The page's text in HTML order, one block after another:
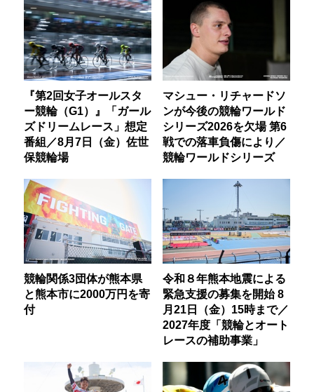
『第2回女子オールスタ
ー競輪（G1）』「ガール
ズドリームレース」想定
番組／8月7日（金）佐世
保競輪場
マシュー・リチャードソ
ンが今後の競輪ワールド
シリーズ2026を欠場 第6
戦での落車負傷により／
競輪ワールドシリーズ
競輪関係3団体が熊本県
と熊本市に2000万円を寄
付
令和８年熊本地震による
緊急支援の募集を開始 8
月21日（金）15時まで／
2027年度「競輪とオート
レースの補助事業」